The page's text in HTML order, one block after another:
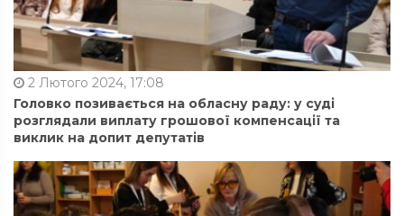
2 Лютого 2024, 17:08
Головко позивається на обласну раду: у суді
розглядали виплату грошової компенсації та
виклик на допит депутатів